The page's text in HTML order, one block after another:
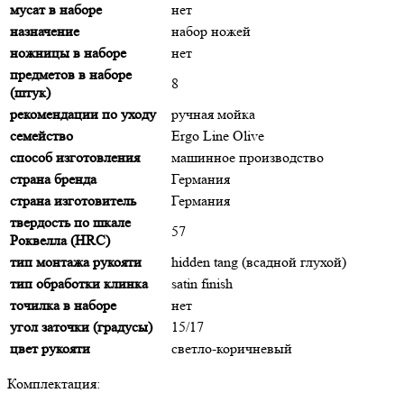
мусат в наборе
нет
назначение
набор ножей
ножницы в наборе
нет
предметов в наборе
(штук)
8
рекомендации по уходу
ручная мойка
семейство
Ergo Line Olive
способ изготовления
машинное производство
страна бренда
Германия
страна изготовитель
Германия
твердость по шкале
Роквелла (HRC)
57
тип монтажа рукояти
hidden tang (всадной глухой)
тип обработки клинка
satin finish
точилка в наборе
нет
угол заточки (градусы)
15/17
цвет рукояти
светло-коричневый
Комплектация: